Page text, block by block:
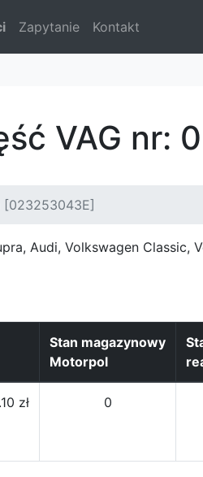
Zapytanie Kontakt
VAG nr:
Audi, Volkswagen
Stan magazynowy
Motorpol
zł 0